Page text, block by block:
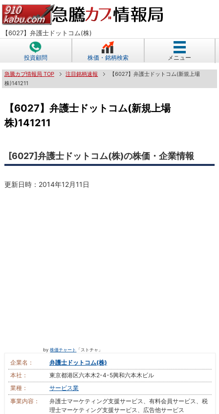
【6027】弁護士ドットコム(株)
投資顧問 株価・銘柄検索 メニュー
急騰カブ情報局 TOP 注目銘柄速報
【6027】弁護士ドットコム(新規上場
株)141211
【6027】弁護士ドットコム(新規上場
株)141211
[6027]弁護士ドットコム(株)の株価・企業情報
更新日時： 2014年12月11日
by株価チャート 「ストチャ」
企業名：
弁護士ドットコム(株)
本社：
東京都港区六本木2-4-5興和六本木ビル
業種：
サービス業
事業内容：
弁護士マーケティング支援サービス、有料会員サービス、税
理士マーケティング支援サービス、広告他サービス